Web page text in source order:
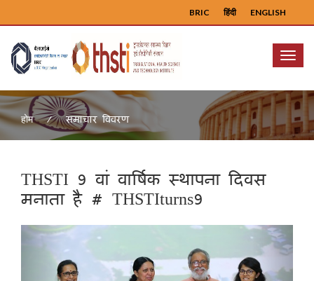
ENGLISH
हिंदी
BRIC
Menu
होम समाचार विवरण
THSTI 9 वां वार्षिक स्थापना दिवस
मनाता है # THSTIturns9
Previous Next